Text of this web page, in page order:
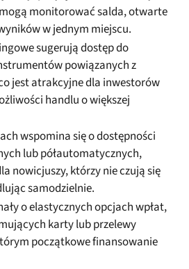
monitorować salda, otwarte
w jednym miejscu.
sugerują dostęp do
powiązanych z
jest atrakcyjne dla inwestorów
handlu o większej
wspomina się o dostępności
lub półautomatycznych,
nowicjuszy, którzy nie czują się
samodzielnie.
o elastycznych opcjach wpłat,
karty lub przelewy
początkowe finansowanie